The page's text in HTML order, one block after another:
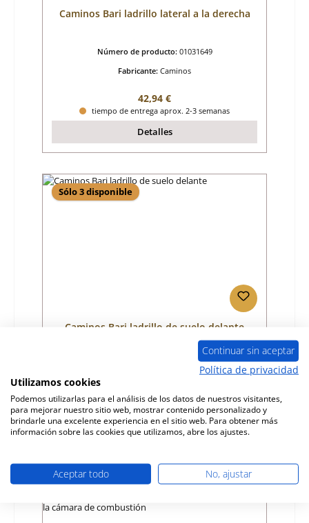
Caminos Bari ladrillo lateral a la derecha
Número de producto: 01031649
Fabricante: Caminos
Precio normal:
42,94 €
tiempo de entrega aprox. 2-3 semanas
Detalles
Sólo 3 disponible
Caminos Bari ladrillo de suelo delante
01005852
Precio normal:
25,78 €
Disponible, plazo de entrega: 4-6 días
Continuar sin aceptar
Política de privacidad
Utilizamos cookies
Podemos utilizarlas para el análisis de los datos de nuestros visitantes,
para mejorar nuestro sitio web, mostrar contenido personalizado y
brindarle una excelente experiencia en el sitio web. Para obtener más
información sobre las cookies que utilizamos, abre los ajustes.
Aceptar todo No, ajustar